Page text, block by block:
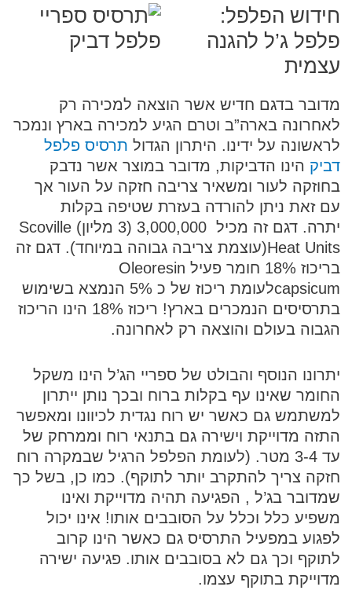
חידוש הפלפל:
פלפל ג’ל להגנה
עצמית
מדובר בדגם חדיש אשר הוצאה למכירה רק
לאחרונה בארה”ב וטרם הגיע למכירה בארץ ונמכר
לראשונה על ידינו. היתרון הגדול תרסיס פלפל
דביקהינו הדביקות, מדובר במוצר אשר נדבק
בחוזקה לעור ומשאיר צריבה חזקה על העור אך
עם זאת ניתן להורדה בעזרת שטיפה בקלות
יתרה. דגם זה מכיל 3,000,000 (3 מליון)
Scoville
Heat Units(עוצמת צריבה גבוהה במיוחד). דגם זה
בריכוז 18% חומר פעיל
Oleoresin
capsicum
לעומת ריכוז של כ 5% הנמצא בשימוש
בתרסיסים הנמכרים בארץ! ריכוז 18% הינו הריכוז
הגבוה בעולם והוצאה רק לאחרונה.
יתרונו הנוסף והבולט של ספריי הג’ל הינו משקל
החומר שאינו עף בקלות ברוח ובכך נותן ייתרון
למשתמש גם כאשר יש רוח נגדית לכיוונו ומאפשר
התזה מדוייקת וישירה גם בתנאי רוח וממרחק של
עד 3-4 מטר. (לעומת הפלפל הרגיל שבמקרה רוח
חזקה צריך להתקרב יותר לתוקף). כמו כן, בשל כך
שמדובר בג’ל , הפגיעה תהיה מדוייקת ואינו
משפיע כלל וכלל על הסובבים אותו! אינו יכול
לפגוע במפעיל התרסיס גם כאשר הינו קרוב
לתוקף וכך גם לא בסובבים אותו. פגיעה ישירה
מדוייקת בתוקף עצמו.